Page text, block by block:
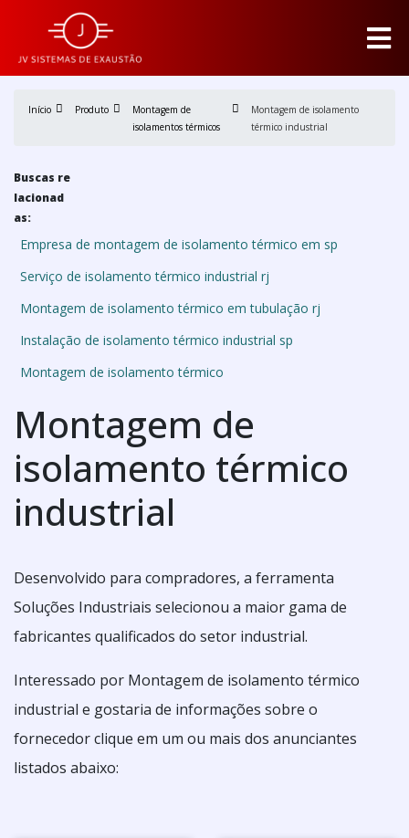
Início Produto
Montagem de
isolamentos térmicos
Montagem de isolamento
térmico industrial
Buscas re
lacionad
as:
Empresa de montagem de isolamento térmico em sp
Serviço de isolamento térmico industrial rj
Montagem de isolamento térmico em tubulação rj
Instalação de isolamento térmico industrial sp
Montagem de isolamento térmico
Montagem de
isolamento térmico
industrial
Desenvolvido para compradores, a ferramenta
Soluções Industriais selecionou a maior gama de
fabricantes qualificados do setor industrial.
Interessado por Montagem de isolamento térmico
industrial e gostaria de informações sobre o
fornecedor clique em um ou mais dos anunciantes
listados abaixo: